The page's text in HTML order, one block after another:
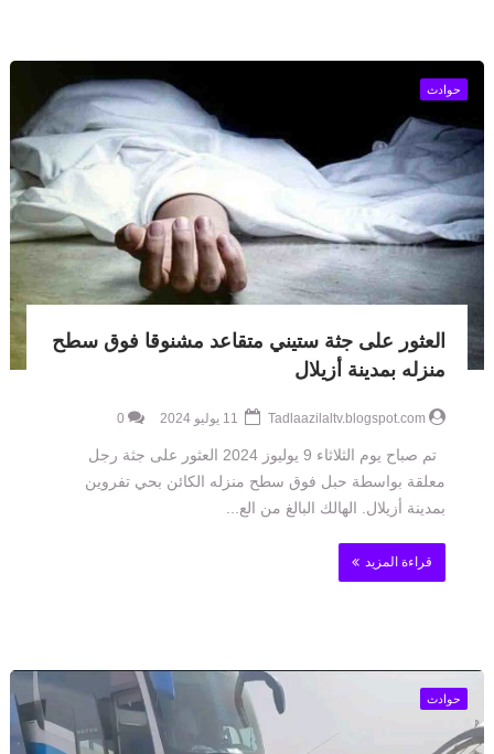
حوادث
العثور على جثة ستيني متقاعد مشنوقا فوق سطح
منزله بمدينة أزيلال
Tadlaazilaltv.blogspot.com
0
تم صباح يوم الثلاثاء 9 يوليوز 2024 العثور على جثة رجل
معلقة بواسطة حبل فوق سطح منزله الكائن بحي تفروين
بمدينة أزيلال. الهالك البالغ من الع...
قراءة المزيد
حوادث